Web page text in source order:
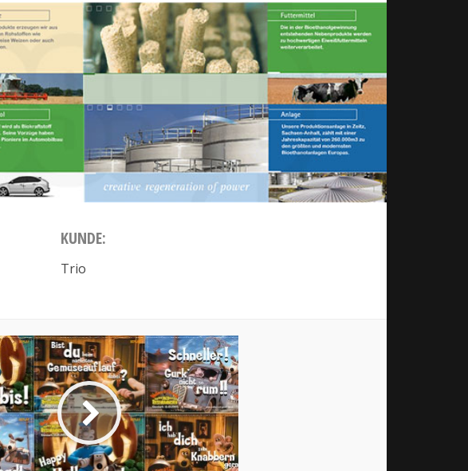
KUNDE:
Trio